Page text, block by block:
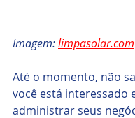
Imagem: limpasolar.com
Até o momento, não
você está interessado
administrar seus